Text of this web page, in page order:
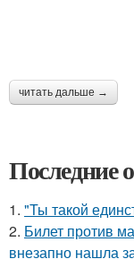
читать дальше →
Последние
1. "Ты такой
2. Билет против
внезапно нашла